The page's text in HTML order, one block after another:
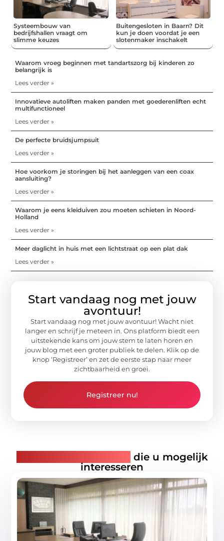
Systeembouw van
bedrijfshallen vraagt om
slimme keuzes
Buitengesloten in Baarn? Dit
kun je doen voordat je een
slotenmaker inschakelt
Waarom vroeg beginnen met tandartszorg bij kinderen zo
belangrijk is
Lees verder »
Innovatieve autoliften maken panden met goederenliften echt
multifunctioneel
Lees verder »
De perfecte bruidsjumpsuit
Lees verder »
Hoe voorkom je storingen bij het aanleggen van een coax
aansluiting?
Lees verder »
Waarom je eens kleiduiven zou moeten schieten in Noord-
Holland
Lees verder »
Meer daglicht in huis met een lichtstraat op een plat dak
Lees verder »
Start vandaag nog met jouw
avontuur!
Start vandaag nog met jouw avontuur! Wacht niet
langer en schrijf je meteen in. Ons platform biedt een
uitstekende kans om jouw stem te laten horen en
jouw blog met een groter publiek te delen. Klik op de
knop ‘Registreer’ en zet de eerste stap naar meer
zichtbaarheid en groei.
Registreer nu!
die u mogelijk
interesseren